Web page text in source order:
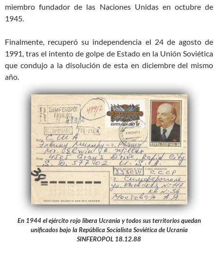
miembro fundador de las Naciones Unidas en octubre de
1945.
Finalmente, recuperó su independencia el 24 de agosto de
1991, tras el intento de golpe de Estado en la Unión Soviética
que condujo a la disolución de esta en diciembre del mismo
año.
En 1944 el ejército rojo libera Ucrania y todos sus territorios quedan
unificados bajo la República Socialista Soviética de Ucrania
SINFEROPOL 18.12.88